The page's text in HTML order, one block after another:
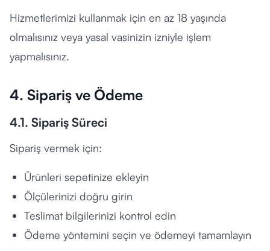
Hizmetlerimizi kullanmak için en az 18 yaşında
olmalısınız veya yasal vasinizin izniyle işlem
yapmalısınız.
4. Sipariş ve Ödeme
4.1. Sipariş Süreci
Sipariş vermek için:
Ürünleri sepetinize ekleyin
Ölçülerinizi doğru girin
Teslimat bilgilerinizi kontrol edin
Ödeme yöntemini seçin ve ödemeyi tamamlayın